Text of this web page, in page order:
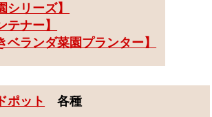
シリーズ】
テナー】
ベランダ菜園プランター】
ポット 各種